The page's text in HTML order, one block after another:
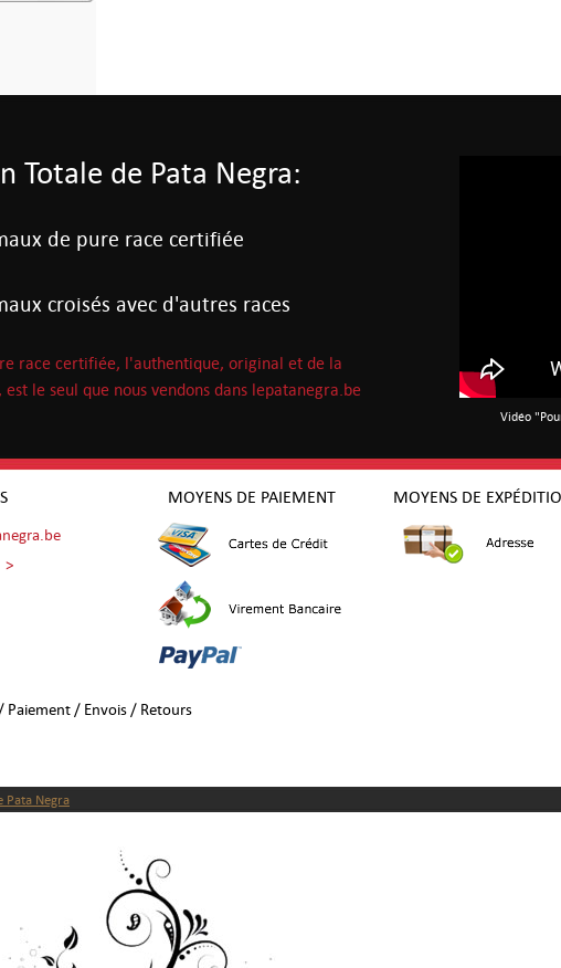
Totale de Pata Negra:
de pure race certifiée
croisés avec d'autres races
race certifiée, l'authentique, original et de la
le seul que nous vendons dans lepatanegra.be
Vidéo
MOYENS DE PAIEMENT MOYENS DE
>
/ Envois / Retours
Pata Negra